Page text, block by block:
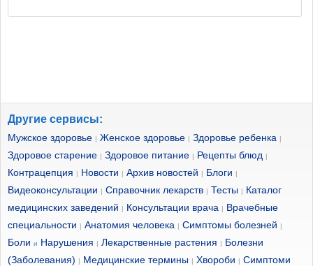
Другие сервисы:
Мужское здоровье | Женское здоровье | Здоровье ребенка |
Здоровое старение | Здоровое питание | Рецепты блюд |
Контрацепция | Новости | Архив новостей | Блоги |
Видеоконсультации | Справочник лекарств | Тесты | Каталог
медицинских заведений | Консультации врача | Врачебные
специальности | Анатомия человека | Симптомы болезней |
Боли и Нарушения | Лекарственные растения | Болезни
(Заболевания) | Медицинские термины | Хвороби | Симптоми